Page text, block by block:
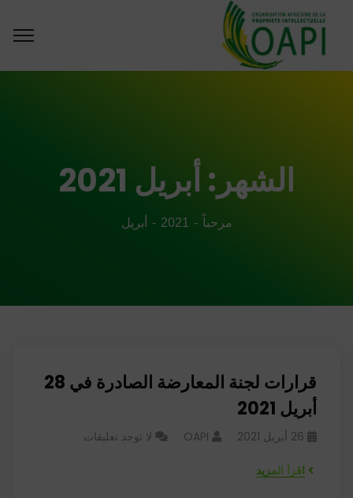
الشهر:أبريل 2021
مرحباً 2021 أبريل
قرارات لجنة المعارضة الصادرة في 28
أبريل 2021
26 أبريل 2021 OAPI لا توجد تعليقات
اقرأ المزيد